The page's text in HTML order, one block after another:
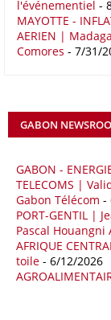
Le déficit
% au cours des
même période de
avril, à 81,82
importations
quatre premiers
09/05/26 ITALIE -
Les deux pays
de sécuriser
Méditerranée,
géopolitiques
mondial du gaz.
l'événementiel -
MAYOTTE -
AERIEN |
Comores - 7/31/
GABON
GABON -
TELECOMS |
Gabon Télécom -
PORT-GENTIL |
Pascal Houangni
AFRIQUE
toile - 6/12/2026